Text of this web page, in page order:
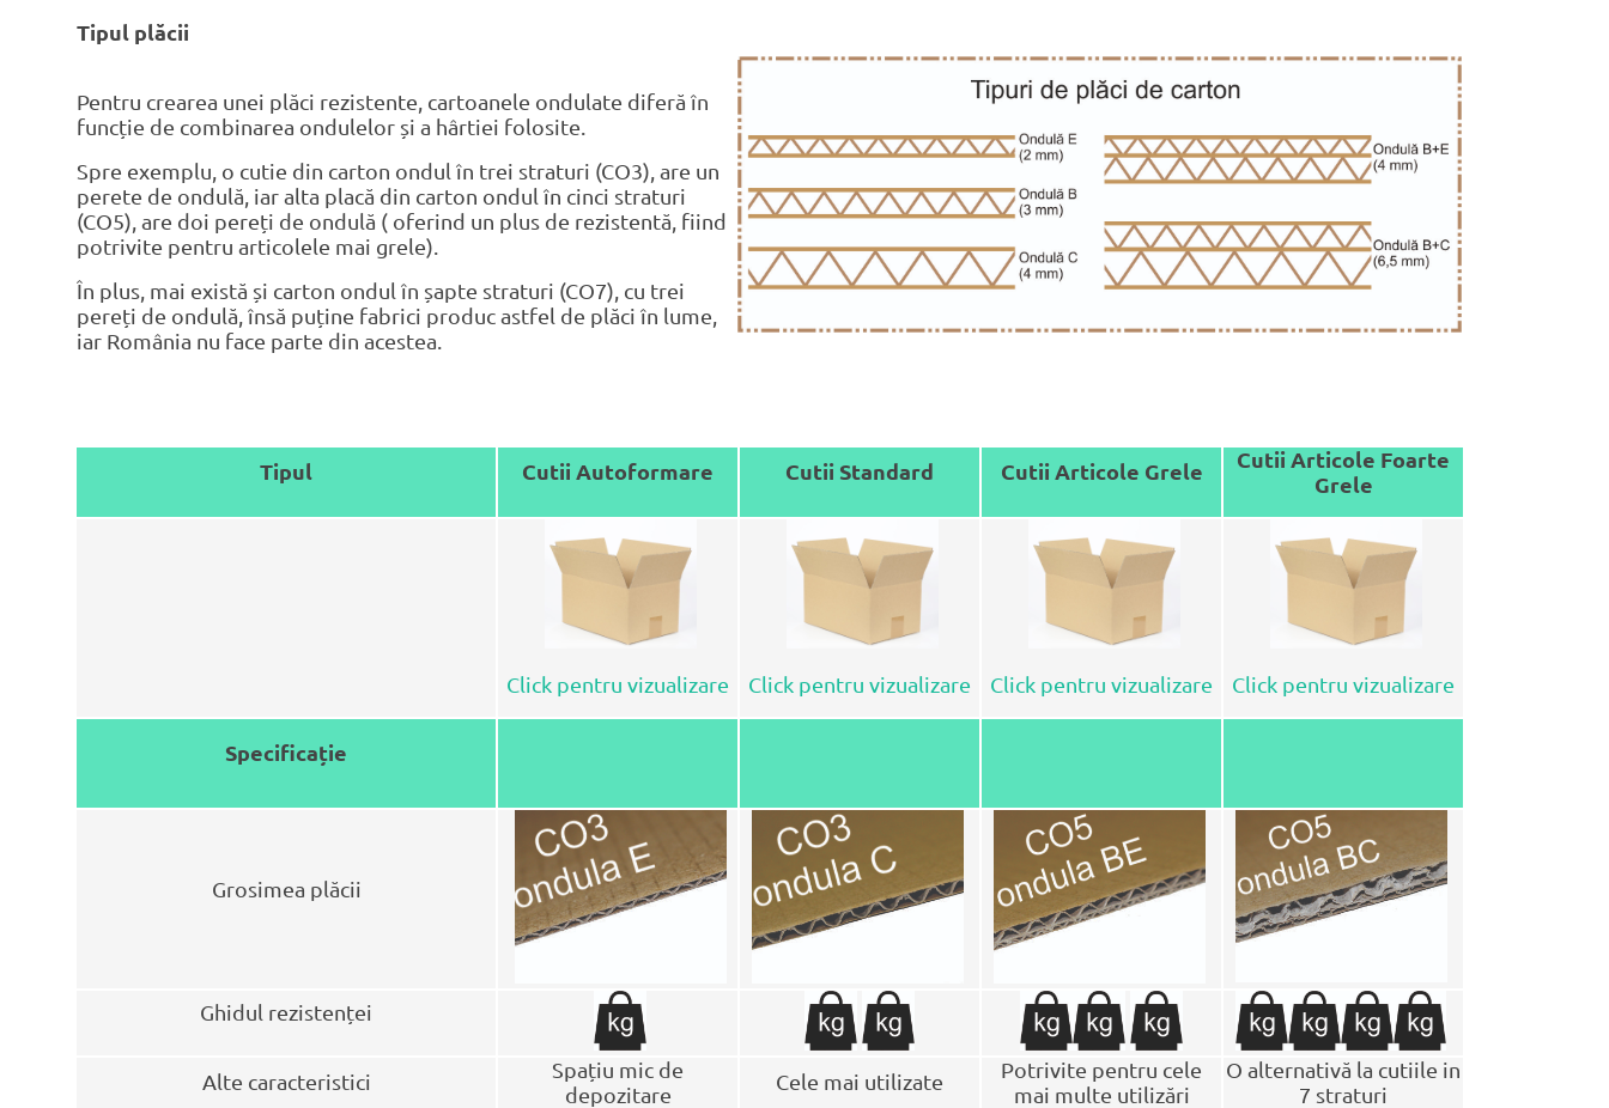
Tipul plăcii
Pentru crearea unei plăci rezistente, cartoanele ondulate diferă în
funcție de combinarea ondulelor și a hârtiei folosite.
Spre exemplu, o cutie din carton ondul în trei straturi (CO3), are un
perete de ondulă, iar alta placă din carton ondul în cinci straturi
(CO5), are doi pereți de ondulă ( oferind un plus de rezistentă, fiind
potrivite pentru articolele mai grele).
În plus, mai există și carton ondul în șapte straturi (CO7), cu trei
pereți de ondulă, însă puține fabrici produc astfel de plăci în lume,
iar România nu face parte din acestea.
Tipul Cutii Autoformare Cutii Standard Cutii Articole Grele
Cutii Articole Foarte
Grele
Click pentru vizualizare Click pentru vizualizare Click pentru vizualizare Click pentru vizualizare
Specificație
Grosimea plăcii
Ghidul rezistenței
Alte caracteristici
Spațiu mic de
depozitare
Cele mai utilizate
Potrivite pentru cele
mai multe utilizări
O alternativă la cutiile in
7 straturi